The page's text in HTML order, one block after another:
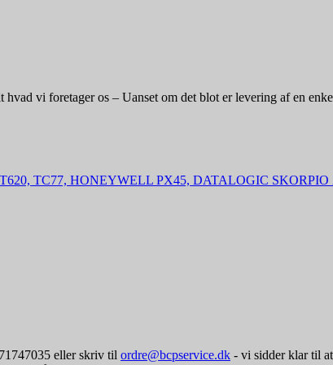
vi foretager os – Uanset om det blot er levering af en
TC77, HONEYWELL PX45, DATALOGIC SKORPIO
eller skriv til ordre@bcpservice.dk - vi sidder klar til